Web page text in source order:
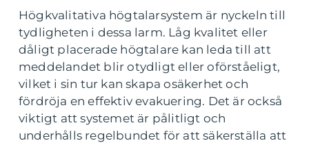
Högkvalitativa högtalarsystem är nyckeln till
tydligheten i dessa larm. Låg kvalitet eller
dåligt placerade högtalare kan leda till att
meddelandet blir otydligt eller oförståeligt,
vilket i sin tur kan skapa osäkerhet och
fördröja en effektiv evakuering. Det är också
viktigt att systemet är pålitligt och
underhålls regelbundet för att säkerställa att